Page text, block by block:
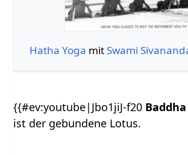
Hatha Yoga mit Swami
{{#ev:youtube|Jbo1jiJ-f20
ist der gebundene Lotus.